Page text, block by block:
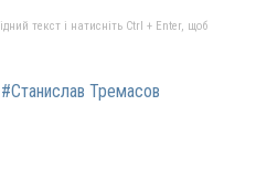
текст і натисніть Ctrl + Enter, щоб
#Станислав Тремасов